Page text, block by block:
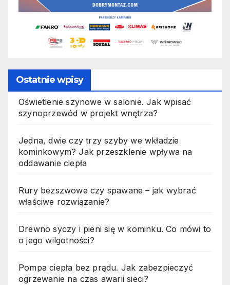
Ostatnie wpisy
Oświetlenie szynowe w salonie. Jak wpisać
szynoprzewód w projekt wnętrza?
Jedna, dwie czy trzy szyby we wkładzie
kominkowym? Jak przeszklenie wpływa na
oddawanie ciepła
Rury bezszwowe czy spawane – jak wybrać
właściwe rozwiązanie?
Drewno syczy i pieni się w kominku. Co mówi to
o jego wilgotności?
Pompa ciepła bez prądu. Jak zabezpieczyć
ogrzewanie na czas awarii sieci?